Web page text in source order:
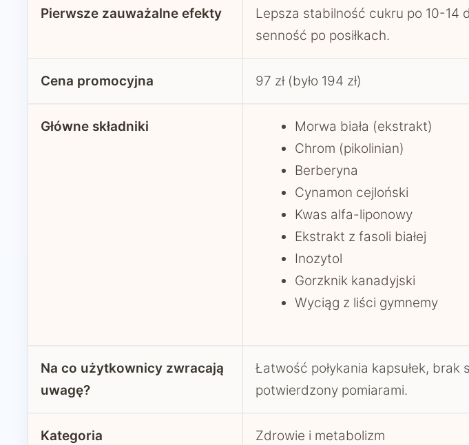
Pierwsze zauważalne efekty
Lepsza stabilność cukru po 10-14
senność po posiłkach.
Cena promocyjna 97 zł (było 194 zł)
Główne składniki
Morwa biała (ekstrakt)
Chrom (pikolinian)
Berberyna
Cynamon cejloński
Kwas alfa-liponowy
Ekstrakt z fasoli białej
Inozytol
Gorzknik kanadyjski
Wyciąg z liści gymnemy
Na co użytkownicy zwracają
uwagę?
Łatwość połykania kapsułek,
potwierdzony pomiarami.
Kategoria Zdrowie i metabolizm